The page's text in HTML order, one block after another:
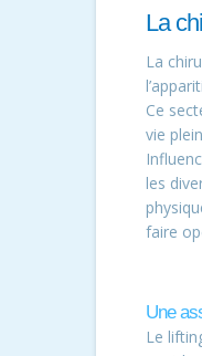
La
La
Ce
vie
les
faire
Une
Le